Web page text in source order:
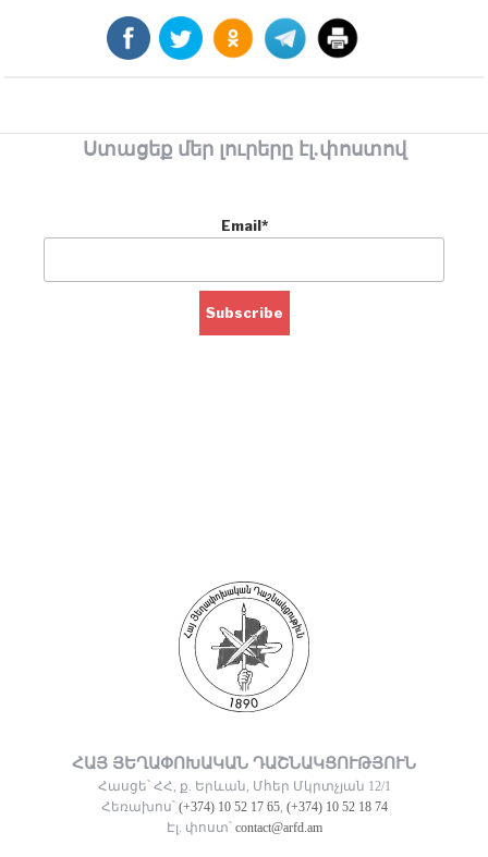
Ստացեք մեր լուրերը էլ.փոստով
Email*
ՀԱՅ ՅԵՂԱՓՈԽԱԿԱՆ ԴԱՇՆԱԿՑՈՒԹՅՈՒՆ
Հասցե՝ ՀՀ, ք. Երևան, Մհեր Մկրտչյան 12/1
Հեռախոս՝ (+374) 10 52 17 65, (+374) 10 52 18 74
Էլ. փոստ՝ contact@arfd.am